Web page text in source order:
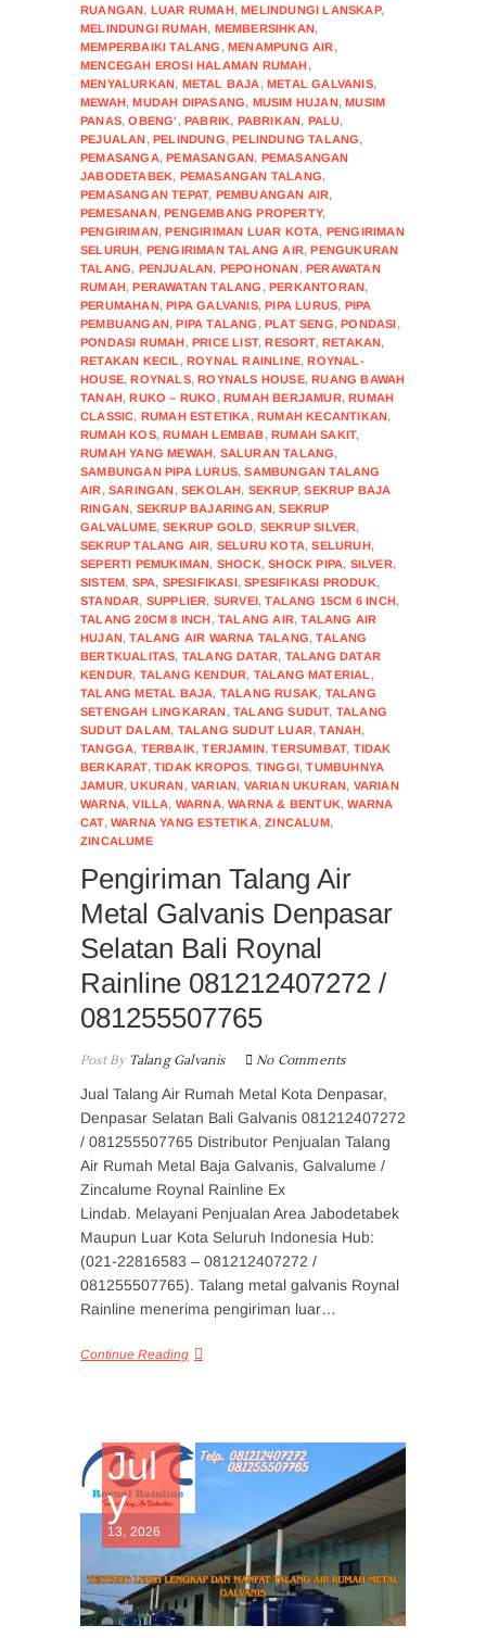
RUANGAN, LUAR RUMAH,MELINDUNGI LANSKAP,
MELINDUNGI RUMAH, MEMBERSIHKAN,
MEMPERBAIKI TALANG ,MENAMPUNG AIR,
MENCEGAH EROSI HALAMAN RUMAH,
MENYALURKAN, METAL BAJA,METAL GALVANIS,
MEWAH,MUDAH DIPASANG, MUSIM HUJAN,MUSIM
PANAS,OBENG' ,PABRIK, PABRIKAN, PALU,
PEJUALAN,PELINDUNG,PELINDUNG TALANG,
PEMASANGA,PEMASANGAN, PEMASANGAN
JABODETABEK, PEMASANGAN TALANG,
PEMASANGAN TEPAT, PEMBUANGAN AIR,
PEMESANAN,PENGEMBANG PROPERTY,
PENGIRIMAN,PENGIRIMAN LUAR KOTA, PENGIRIMAN
SELURUH, PENGIRIMAN TALANG AIR,PENGUKURAN
TALANG, PENJUALAN, PEPOHONAN,PERAWATAN
RUMAH,PERAWATAN TALANG ,PERKANTORAN,
PERUMAHAN,PIPA GALVANIS,PIPA LURUS, PIPA
PEMBUANGAN,PIPA TALANG ,PLAT SENG,PONDASI,
PONDASI RUMAH,PRICE LIST,RESORT,RETAKAN,
RETAKAN KECIL ,ROYNAL RAINLINE,ROYNAL-
HOUSE,ROYNALS,ROYNALS HOUSE,RUANG BAWAH
TANAH,RUKO – RUKO ,RUMAH BERJAMUR,RUMAH
CLASSIC, RUMAH ESTETIKA,RUMAH KECANTIKAN,
RUMAH KOS,RUMAH LEMBAB,RUMAH SAKIT,
RUMAH YANG MEWAH, SALURAN TALANG,
SAMBUNGAN PIPA LURUS,SAMBUNGAN TALANG
AIR,SARINGAN,SEKOLAH, SEKRUP,SEKRUP BAJA
RINGAN, SEKRUP BAJARINGAN,SEKRUP
GALVALUME,SEKRUP GOLD, SEKRUP SILVER,
SEKRUP TALANG AIR, SELURU KOTA,SELURUH,
SEPERTI PEMUKIMAN, SHOCK,SHOCK PIPA, SILVER,
SISTEM, SPA, SPESIFIKASI,SPESIFIKASI PRODUK,
STANDAR, SUPPLIER, SURVEI,TALANG 15CM 6 INCH,
TALANG 20CM 8 INCH,TALANG AIR,TALANG AIR
HUJAN,TALANG AIR WARNA TALANG,TALANG
BERTKUALITAS, TALANG DATAR, TALANG DATAR
KENDUR, TALANG KENDUR, TALANG MATERIAL ,
TALANG METAL BAJA, TALANG RUSAK, TALANG
SETENGAH LINGKARAN,TALANG SUDUT, TALANG
SUDUT DALAM, TALANG SUDUT LUAR,TANAH,
TANGGA, TERBAIK,TERJAMIN,TERSUMBAT, TIDAK
BERKARAT,TIDAK KROPOS, TINGGI,TUMBUHNYA
JAMUR,UKURAN,VARIAN, VARIAN UKURAN, VARIAN
WARNA,VILLA, WARNA,WARNA & BENTUK,WARNA
CAT,WARNA YANG ESTETIKA,ZINCALUM,
ZINCALUME
Pengiriman Talang Air
Metal Galvanis Denpasar
Selatan Bali Roynal
Rainline 081212407272 /
081255507765
Post ByTalang Galvanis No Comments
Jual Talang Air Rumah Metal Kota Denpasar,
Denpasar Selatan Bali Galvanis 081212407272
/ 081255507765 Distributor Penjualan Talang
Air Rumah Metal Baja Galvanis, Galvalume /
Zincalume Roynal Rainline Ex
Lindab. Melayani Penjualan Area Jabodetabek
Maupun Luar Kota Seluruh Indonesia Hub:
(021-22816583 – 081212407272 /
081255507765). Talang metal galvanis Roynal
Rainline menerima pengiriman luar…
Continue Reading
Jul
y
13, 2026